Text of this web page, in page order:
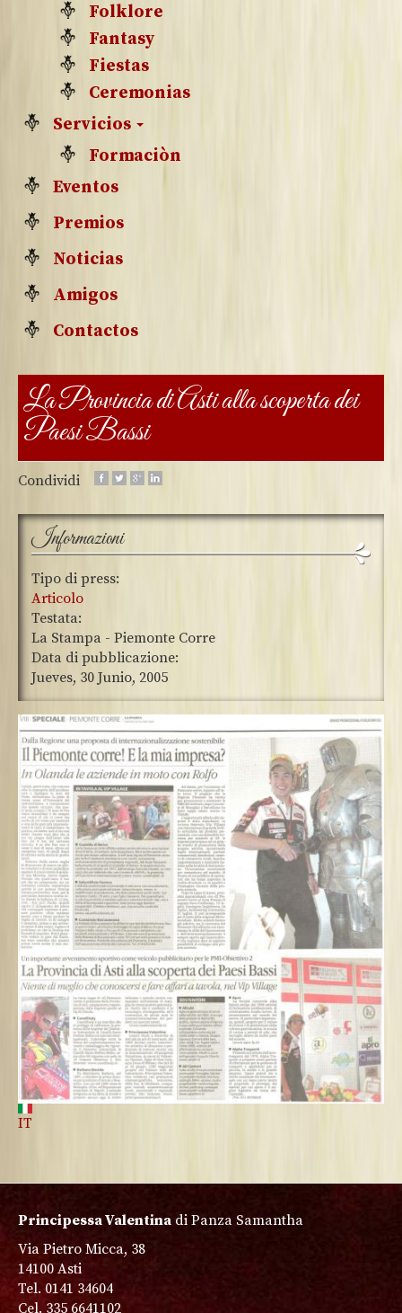
Folklore
Fantasy
Fiestas
Ceremonias
Servicios
Formaciòn
Eventos
Premios
Noticias
Amigos
Contactos
La Provincia di Asti alla scoperta dei
Paesi Bassi
Condividi
Informazioni
Tipo di press:
Articolo
Testata:
La Stampa - Piemonte Corre
Data di pubblicazione:
Jueves, 30 Junio, 2005
IT
Principessa Valentina di Panza Samantha
Via Pietro Micca, 38
14100 Asti
Tel. 0141 34604
Cel. 335 6641102